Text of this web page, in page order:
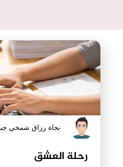
نجاة رزاق شمخي
رحلة العشق